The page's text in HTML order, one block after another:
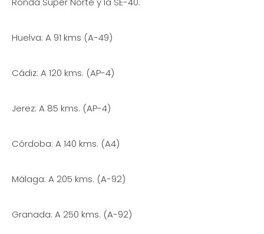
Huelva: A 91 kms (A-49)
Cádiz: A 120 kms. (AP-4)
Jerez: A 85 kms. (AP-4)
Córdoba: A 140 kms. (A4)
Málaga: A 205 kms. (A-92)
Granada: A 250 kms. (A-92)